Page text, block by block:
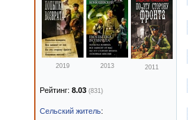
2019 2013 2011
Рейтинг: 8.03 (831)
Сельский житель: